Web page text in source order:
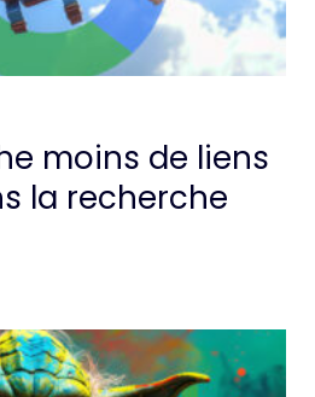
moins de liens
la recherche